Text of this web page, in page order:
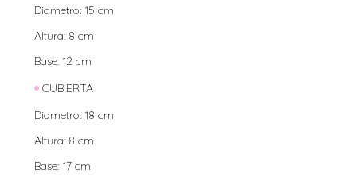
Diametro: 15 cm
Altura: 8 cm
Base: 12 cm
CUBIERTA
Diametro: 18 cm
Altura: 8 cm
Base: 17 cm